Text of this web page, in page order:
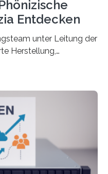
Entdecken
unter Leitung der
Herstellung,
vor der Küste
und die zentrale
die
Austausch
Zum ersten Mal hat
eine umfassende
und Inhalte von